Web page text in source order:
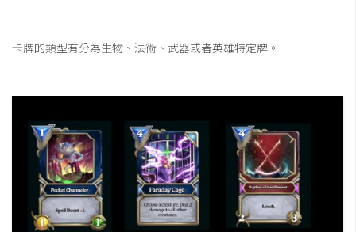
卡牌的類型有分為生物、法術、武器或者英雄特定牌。